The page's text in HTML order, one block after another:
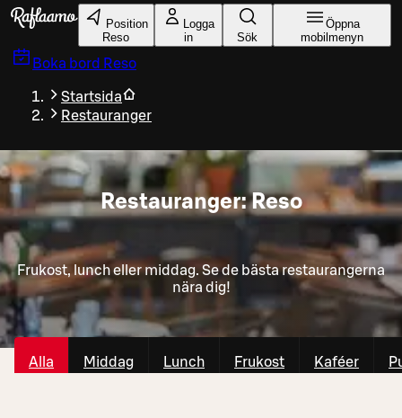
Gå till huvudinnehållet
Position
Reso
Logga
in
Sök
Öppna
mobilmenyn
Boka bord Reso
Startsida
Restauranger
Restauranger: Reso
Frukost, lunch eller middag. Se de bästa restaurangerna
nära dig!
Alla Middag Lunch Frukost Kaféer